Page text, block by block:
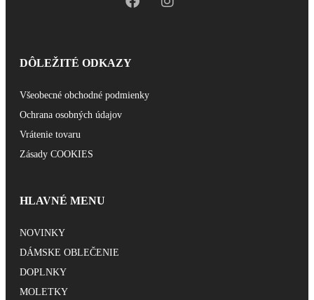
DÔLEŽITÉ ODKAZY
Všeobecné obchodné podmienky
Ochrana osobných údajov
Vrátenie tovaru
Zásady COOKIES
HLAVNÉ MENU
NOVINKY
DÁMSKE OBLEČENIE
DOPLNKY
MOLETKY